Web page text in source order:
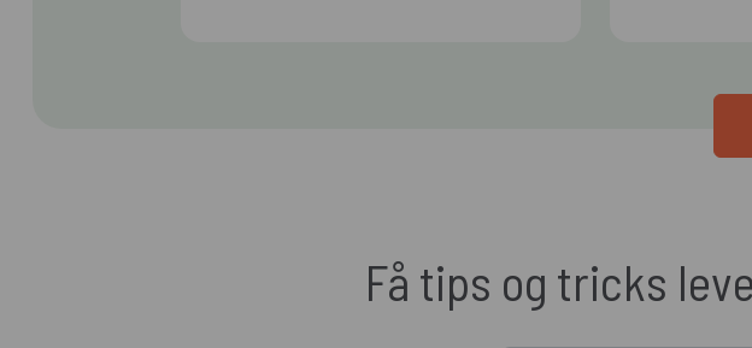
Få tips og tricks